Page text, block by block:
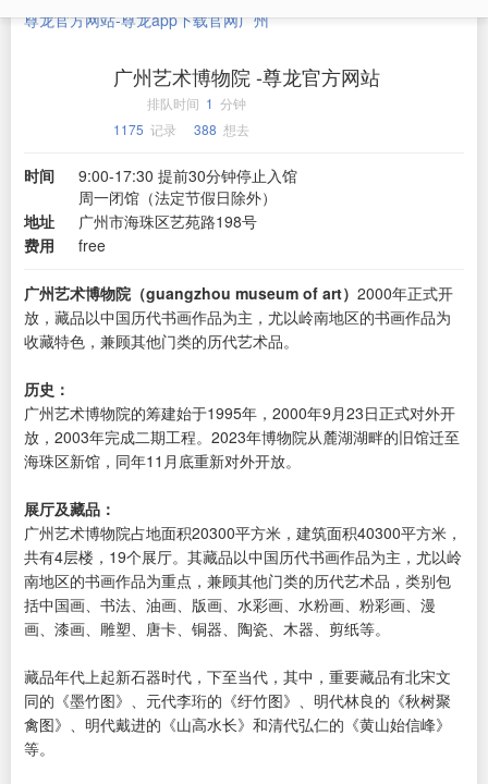
尊龙官方网站-尊龙app下载官网广州
广州艺术博物院 -尊龙官方网站
排队时间 1 分钟
1175 记录 388 想去
时间
9:00-17:30 提前30分钟停止入馆
周一闭馆（法定节假日除外）
地址
广州市海珠区艺苑路198号
费用
free
广州艺术博物院（guangzhou museum of art） 2000年正式开
放，藏品以中国历代书画作品为主，尤以岭南地区的书画作品为
收藏特色，兼顾其他门类的历代艺术品。
历史：
广州艺术博物院的筹建始于1995年，2000年9月23日正式对外开
放，2003年完成二期工程。2023年博物院从麓湖湖畔的旧馆迁至
海珠区新馆，同年11月底重新对外开放。
展厅及藏品：
广州艺术博物院占地面积20300平方米，建筑面积40300平方米，
共有4层楼，19个展厅。其藏品以中国历代书画作品为主，尤以岭
南地区的书画作品为重点，兼顾其他门类的历代艺术品，类别包
括中国画、书法、油画、版画、水彩画、水粉画、粉彩画、漫
画、漆画、雕塑、唐卡、铜器、陶瓷、木器、剪纸等。
藏品年代上起新石器时代，下至当代，其中，重要藏品有北宋文
同的《墨竹图》、元代李珩的《纡竹图》、明代林良的《秋树聚
禽图》、明代戴进的《山高水长》和清代弘仁的《黄山始信峰》
等。